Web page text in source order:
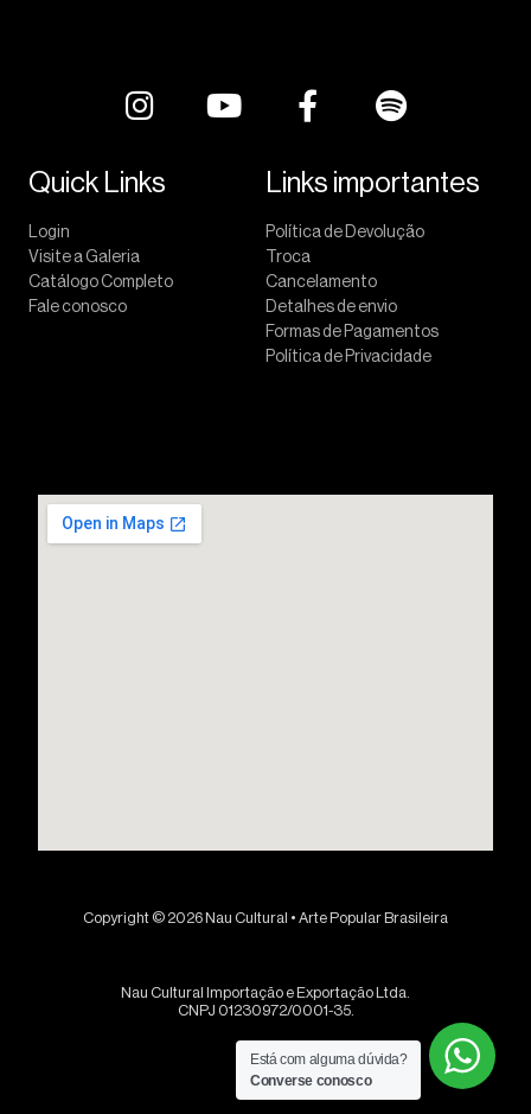
Quick Links
Login
Visite a Galeria
Catálogo Completo
Fale conosco
Links importantes
Política de Devolução
Troca
Cancelamento
Detalhes de envio
Formas de Pagamentos
Política de Privacidade
Copyright © 2026 Nau Cultural • Arte Popular Brasileira
Nau Cultural Importação e Exportação Ltda.
CNPJ 01230972/0001-35.
Está com alguma dúvida?
Converse conosco